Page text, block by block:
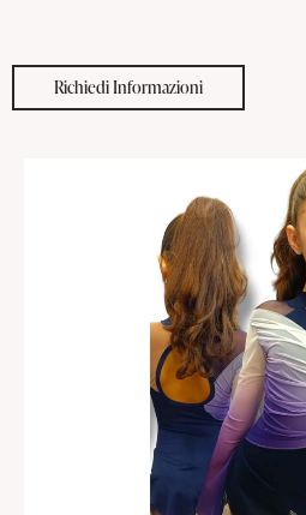
Richiedi Informazioni